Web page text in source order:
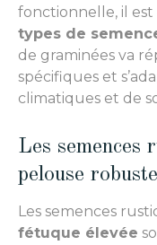
fonctionnelle, il est
types de
de graminées va
spécifiques et
climatiques et de
Les semences
pelouse robuste
Les semences
fétuque élevée